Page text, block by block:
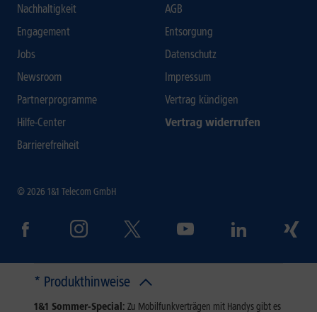
Nachhaltigkeit
Engagement
Jobs
Newsroom
Partnerprogramme
Hilfe-Center
Barrierefreiheit
AGB
Entsorgung
Datenschutz
Impressum
Vertrag kündigen
Vertrag widerrufen
© 2026 1&1 Telecom GmbH